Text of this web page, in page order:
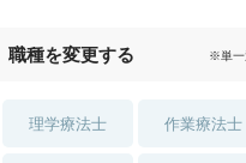
職種を変更する ※単一
理学療法士 作業療法士